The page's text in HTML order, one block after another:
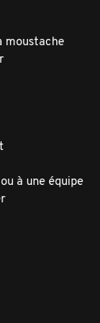
moustache
à une équipe